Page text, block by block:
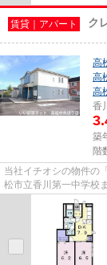
賃貸｜アパート ク
高
高
高
香
築
階
当社イチオシの物件の
松市立香川第一中学校
す。こちらの物件以外